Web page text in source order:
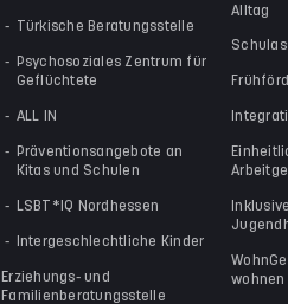
Türkische Beratungsstelle
Psychosoziales Zentrum für
Geflüchtete
ALL IN
Präventionsangebote an
Kitas und Schulen
LSBT*IQ Nordhessen
Intergeschlechtliche Kinder
Erziehungs- und
Familienberatungsstelle
Alltag
wohnen